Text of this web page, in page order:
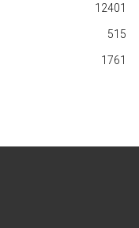
12401
515
1761